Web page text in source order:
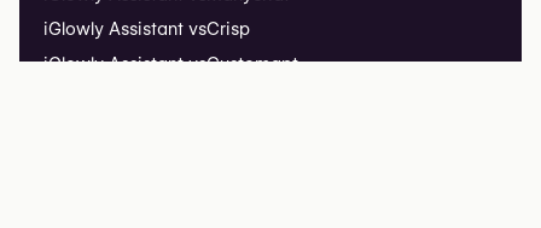
iGlowly Assistant vsCrisp
iGlowly Assistant vsCustomgpt